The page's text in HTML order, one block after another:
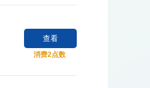
查看
消费2点数